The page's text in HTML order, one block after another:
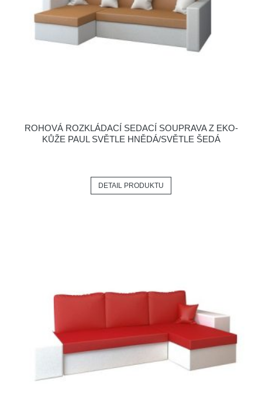
ROHOVÁ ROZKLÁDACÍ SEDACÍ SOUPRAVA Z EKO-
KŮŽE PAUL SVĚTLE HNĚDÁ/SVĚTLE ŠEDÁ
DETAIL PRODUKTU